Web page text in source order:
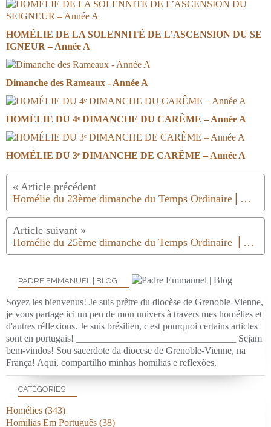
HOMÉLIE DE LA SOLENNITÉ DE L’ASCENSION DU SE
IGNEUR – Année A
Dimanche des Rameaux - Année A
HOMÉLIE DU 4ᵉ DIMANCHE DU CARÊME – Année A
HOMÉLIE DU 3ᵉ DIMANCHE DE CARÊME – Année A
Homélie du 23ème dimanche du Temps Ordinaire│Année B│2018
Homélie du 25ème dimanche du Temps Ordinaire │Année B │2018
PADRE EMMANUEL | BLOG
Soyez les bienvenus! Je suis prêtre du diocèse de Grenoble-Vienne,
je vous partage ici un peu de mon univers à travers mes homélies et
d'autres réflexions. Je suis brésilien, c'est pourquoi certains articles
sont en portugais! _________________________________ Sejam
bem-vindos! Sou sacerdote da diocese de Grenoble-Vienne, na
França! Aqui, compartilho minhas homilias e reflexões.
CATÉGORIES
Homélies (343)
Homilias Em Português (38)